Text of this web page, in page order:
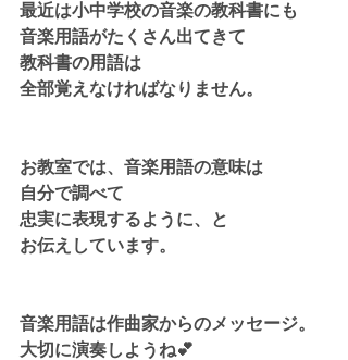
最近は小中学校の音楽の教科書にも
音楽用語がたくさん出てきて
教科書の用語は
全部覚えなければなりません。
お教室では、音楽用語の意味は
自分で調べて
忠実に表現するように、と
お伝えしています。
音楽用語は作曲家からのメッセージ。
大切に演奏しようね💕